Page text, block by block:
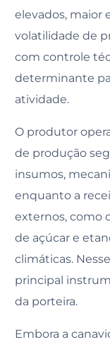
elevados, maior
volatilidade de
com controle
determinante
atividade.
O produtor
de produção
insumos,
enquanto a
externos, como
de açúcar e
climáticas.
principal
da porteira.
Embora a